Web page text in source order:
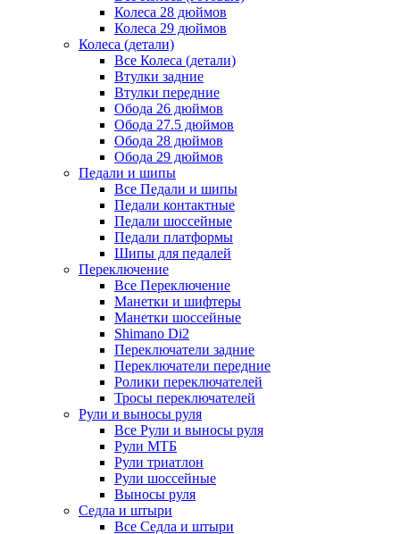
Колеса 28 дюймов
Колеса 29 дюймов
Колеса (детали)
Все Колеса (детали)
Втулки задние
Втулки передние
Обода 26 дюймов
Обода 27.5 дюймов
Обода 28 дюймов
Обода 29 дюймов
Педали и шипы
Все Педали и шипы
Педали контактные
Педали шоссейные
Педали платформы
Шипы для педалей
Переключение
Все Переключение
Манетки и шифтеры
Манетки шоссейные
Shimano Di2
Переключатели задние
Переключатели передние
Ролики переключателей
Тросы переключателей
Рули и выносы руля
Все Рули и выносы руля
Рули МТБ
Рули триатлон
Рули шоссейные
Выносы руля
Седла и штыри
Все Седла и штыри